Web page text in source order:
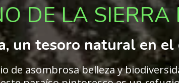
DE LA
un tesoro natural en
de asombrosa belleza y